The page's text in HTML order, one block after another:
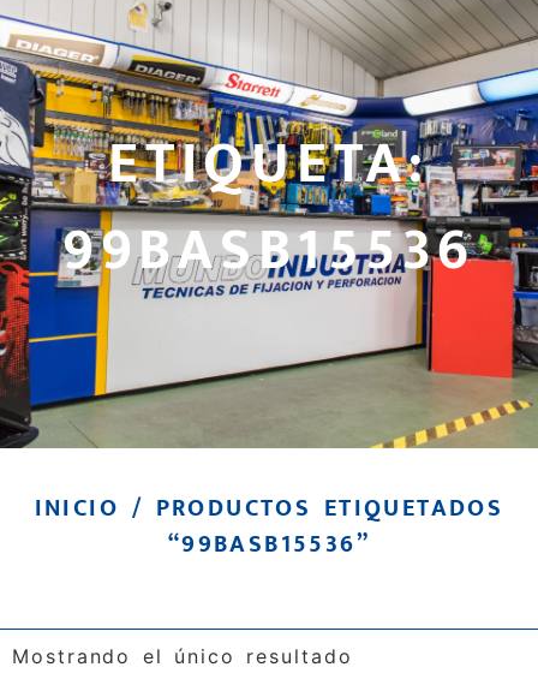
ETIQUETA:
99BASB15536
INICIO / PRODUCTOS ETIQUETADOS
“99BASB15536”
Mostrando el único resultado